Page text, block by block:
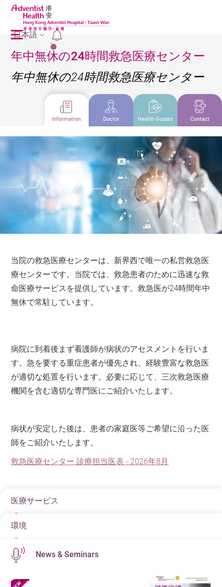
2
日本語
年中無休の24時間救急医療センター
年中無休の24時間救急医療センター
Information Doctor Health Guides Contact
当院の救急医療センターは、新界西で唯一の私営救急医
療センターです。当院では、救急患者のために迅速な救
命医療サービスを提供しています。救急医が24時間年中
無休で常駐しています。
病院に到着後まず看護師が病状のアセスメントを行いま
す。急を要する重症患者が優先され、経験豊富な救急医
が適切な処置を行います。必要に応じて、三次救急医療
機関を含む適切な専門医にご紹介いたします。
病状が安定した後は、患者の家庭医等ご希望に沿った医
師をご紹介いたします。
救急医療センター 診療担当医表 - 2026年8月
医療サービス
蘇生及び病状の安定化
年中無休24時間救急診療
CT、MRI）
環境
News & Seminars